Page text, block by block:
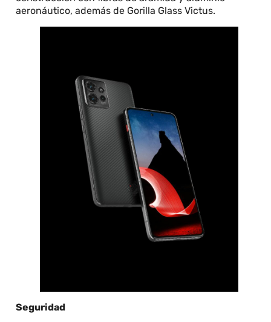
aeronáutico, además de Gorilla Glass Victus.
Seguridad